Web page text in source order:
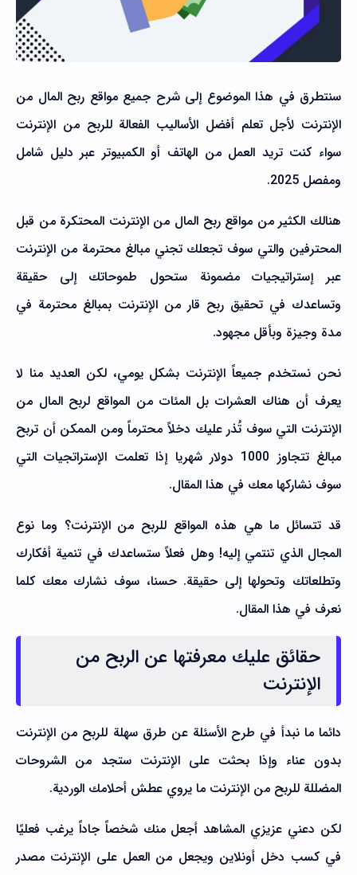
سنتطرق في هذا الموضوع إلى شرح جميع مواقع ربح المال من
الإنترنت لأجل تعلم أفضل الأساليب الفعالة للربح من الإنترنت
سواء كنت تريد العمل من الهاتف أو الكمبيوتر عبر دليل شامل
ومفصل 2025.
هنالك الكثير من مواقع ربح المال من الإنترنت المحتكرة من قبل
المحترفين والتي سوف تجعلك تجني مبالغ محترمة من الإنترنت
عبر إستراتيجيات مضمونة ستحول طموحاتك إلى حقيقة
وتساعدك في تحقيق ربح قار من الإنترنت بمبالغ محترمة في
مدة وجيزة وبأقل مجهود.
نحن نستخدم جميعاً الإنترنت بشكل يومي، لكن العديد منا لا
يعرف أن هناك العشرات بل المئات من المواقع لربح المال من
الإنترنت التي سوف تُذر عليك دخلاً محترماً ومن الممكن أن تربح
مبالغ تتجاوز 1000 دولار شهريا إذا تعلمت الإستراتجيات التي
سوف نشاركها معك في هذا المقال.
قد تتسائل ما هي هذه المواقع للربح من الإنترنت؟ وما نوع
المجال الذي تنتمي إليه! وهل فعلاً ستساعدك في تنمية أفكارك
وتطلعاتك وتحولها إلى حقيقة. حسنا، سوف نشارك معك كلما
نعرف في هذا المقال.
حقائق عليك معرفتها عن الربح من
الإنترنت
دائما ما نبدأ في طرح الأسئلة عن طرق سهلة للربح من الإنترنت
بدون عناء وإذا بحثت على الإنترنت ستجد من الشروحات
المضللة للربح من الإنترنت ما يروي عطش أحلامك الوردية.
لكن دعني عزيزي المشاهد أجعل منك شخصاً جاداً يرغب فعليًا
في كسب دخل أونلاين ويجعل من العمل على الإنترنت مصدر